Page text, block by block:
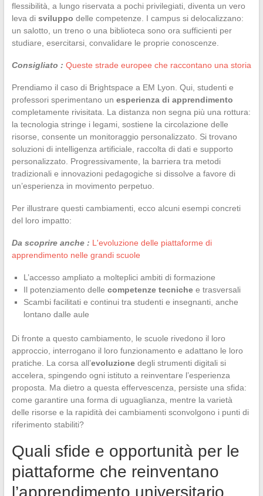
flessibilità, a lungo riservata a pochi privilegiati, diventa un vero
leva di sviluppo delle competenze. I campus si delocalizzano:
un salotto, un treno o una biblioteca sono ora sufficienti per
studiare, esercitarsi, convalidare le proprie conoscenze.
Consigliato : Queste strade europee che raccontano una storia
Prendiamo il caso di Brightspace a EM Lyon. Qui, studenti e
professori sperimentano un esperienza di apprendimento
completamente rivisitata. La distanza non segna più una rottura:
la tecnologia stringe i legami, sostiene la circolazione delle
risorse, consente un monitoraggio personalizzato. Si trovano
soluzioni di intelligenza artificiale, raccolta di dati e supporto
personalizzato. Progressivamente, la barriera tra metodi
tradizionali e innovazioni pedagogiche si dissolve a favore di
un’esperienza in movimento perpetuo.
Per illustrare questi cambiamenti, ecco alcuni esempi concreti
del loro impatto:
Da scoprire anche : L'evoluzione delle piattaforme di
apprendimento nelle grandi scuole
L’accesso ampliato a molteplici ambiti di formazione
Il potenziamento delle competenze tecnichee trasversali
Scambi facilitati e continui tra studenti e insegnanti, anche
lontano dalle aule
Di fronte a questo cambiamento, le scuole rivedono il loro
approccio, interrogano il loro funzionamento e adattano le loro
pratiche. La corsa all’evoluzionedegli strumenti digitali si
accelera, spingendo ogni istituto a reinventare l’esperienza
proposta. Ma dietro a questa effervescenza, persiste una sfida:
come garantire una forma di uguaglianza, mentre la varietà
delle risorse e la rapidità dei cambiamenti sconvolgono i punti di
riferimento stabiliti?
Quali sfide e opportunità per le
piattaforme che reinventano
l’apprendimento universitario